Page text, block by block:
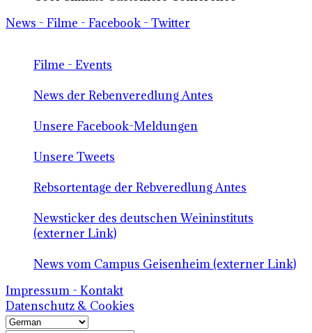
News - Filme - Facebook - Twitter
Filme - Events
News der Rebenveredlung Antes
Unsere Facebook-Meldungen
Unsere Tweets
Rebsortentage der Rebveredlung Antes
Newsticker des deutschen Weininstituts
(externer Link)
News vom Campus Geisenheim (externer Link)
Impressum - Kontakt
Datenschutz & Cookies